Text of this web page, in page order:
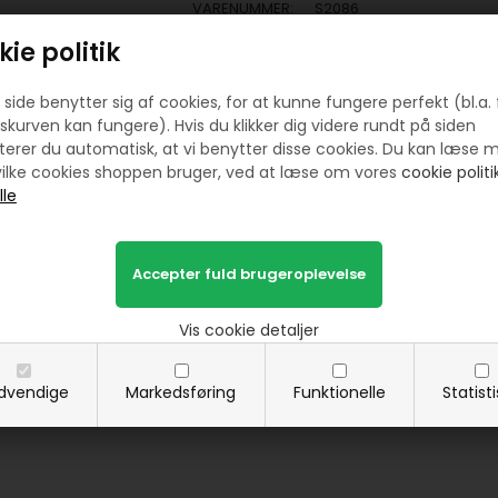
politik
side benytter sig af cookies, for at kunne fungere perfekt (bl.a.
kan fungere). Hvis du klikker dig videre rundt på siden
du automatisk, at vi benytter disse cookies. Du kan læse
cookies shoppen bruger, ved at læse om vores cookie
Markedsføring Funktionelle
Vis cookie detaljer
VARENUMMER:
S2086
30 DAGES RETURRET
STORT UDVALG
Grå/sort patchworkstof - Lys tern. Er et
De andre stoffer som også hedder "Grå/
fra samme serie.
Skriv i feltet "meter og cm" hvad du
Leveres selvfølgelig i et stykke.
Alle patchworkstoffer er af 100% bomuld